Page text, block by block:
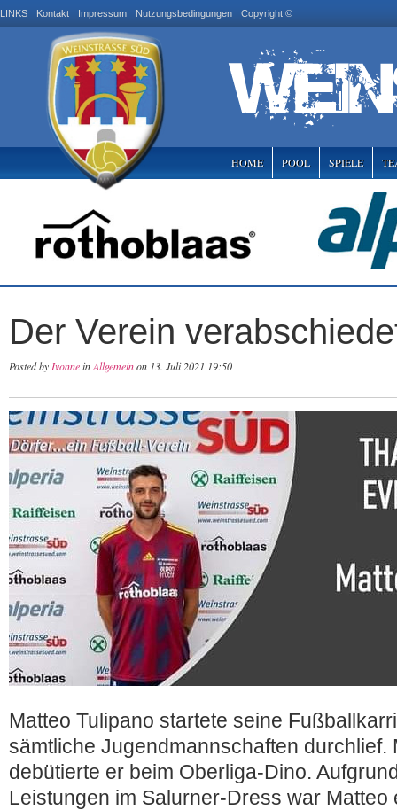
LINKS Kontakt Impressum Nutzungsbedingungen Copyright ©
HOME POOL SPIELE
Der Verein
Posted by IvonneinAllgemeinon 13. Juli 2021 19:50
Matteo Tulipano startete seine
sämtliche Jugendmannschaften durchlief.
debütierte er beim Oberliga-Dino.
Leistungen im Salurner-Dress war Matteo